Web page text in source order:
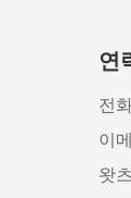
연
전
이
왓